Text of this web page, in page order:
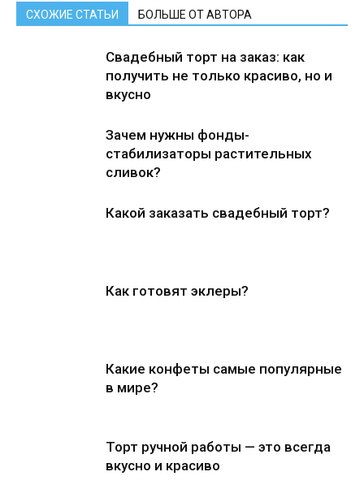
СХОЖИЕ СТАТЬИ БОЛЬШЕ ОТ АВТОРА
Свадебный торт на заказ: как
получить не только красиво, но и
вкусно
Зачем нужны фонды-
стабилизаторы растительных
сливок?
Какой заказать свадебный торт?
Как готовят эклеры?
Какие конфеты самые популярные
в мире?
Торт ручной работы — это всегда
вкусно и красиво